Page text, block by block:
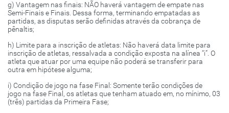
g) Vantagem nas finais: NÃO haverá vantagem de empate nas
Semi-Finais e Finais. Dessa forma, terminando empatadas as
partidas, as disputas serão definidas através da cobrança de
pênaltis;
h) Limite para a inscrição de atletas: Não haverá data limite para
inscrição de atletas, ressalvada a condição exposta na alínea “i”. O
atleta que atuar por uma equipe não poderá se transferir para
outra em hipótese alguma;
i) Condição de jogo na fase Final: Somente terão condições de
jogo na fase Final, os atletas que tenham atuado em, no mínimo, 03
(três) partidas da Primeira Fase;